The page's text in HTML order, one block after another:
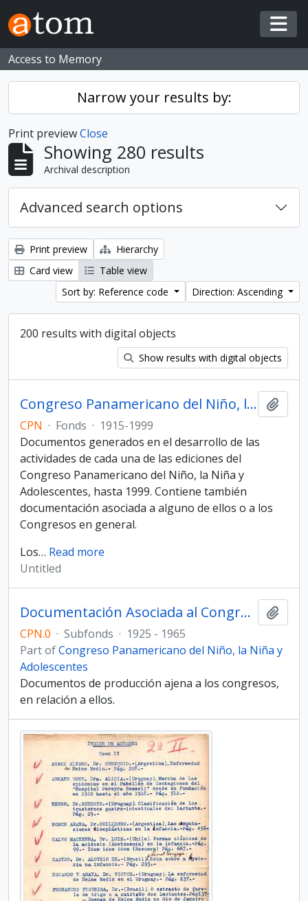
Skip to main content
Access to Memory
Narrow your results by:
Print previewClose
Showing 280 results
Archival description
Advanced search options
Print preview
Hierarchy
Card view
Table view
Sort by: Reference code
Direction: Ascending
200 results with digital objects
Show results with digital objects
Congreso Panamericano del Niño, la Niña y Adolescentes
CPN · Fonds · 1915-1999
Documentos generados en el desarrollo de las
actividades de cada una de las ediciones del
Congreso Panamericano del Niño, la Niña y
Adolescentes, hasta 1999. Contiene también
documentación asociada a alguno de ellos o a los
Congresos en general.
Los… Read more
Untitled
Documentación Asociada al Congreso Panamericano del Niño, la Niña y Adolescentes
CPN.0 · Subfonds · 1925 - 1965
Part ofCongreso Panamericano del Niño, la Niña y
Adolescentes
Documentos de producción ajena a los congresos,
en relación a ellos.